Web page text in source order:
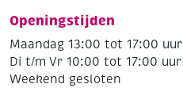
Openingstijden
Maandag 13:00 tot 17:00 uur
Di t/m Vr 10:00 tot 17:00 uur
Weekend gesloten